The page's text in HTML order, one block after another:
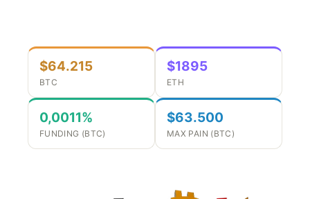
contenido
$64.215
BTC
$1895
ETH
0,0011%
FUNDING (BTC)
$63.500
MAX PAIN (BTC)